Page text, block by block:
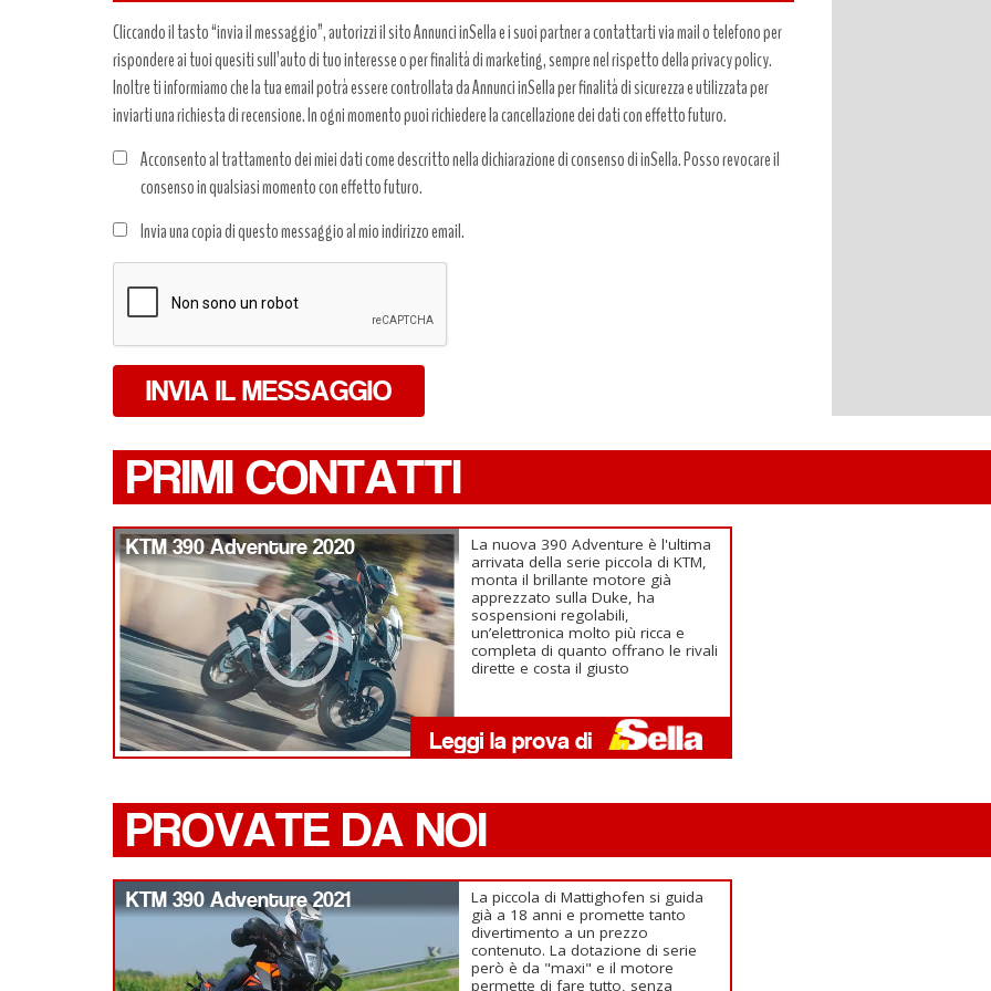
Cliccando il tasto “invia il messaggio”, autorizzi il sito Annunci inSella e i suoi partner a contattarti via mail o telefono per
rispondere ai tuoi quesiti sull’auto di tuo interesse o per finalità di marketing, sempre nel rispetto della privacy policy.
Inoltre ti informiamo che la tua email potrà essere controllata da Annunci inSella per finalità di sicurezza e utilizzata per
inviarti una richiesta di recensione. In ogni momento puoi richiedere la cancellazione dei dati con effetto futuro.
Acconsento al trattamento dei miei dati come descritto nella dichiarazione di consenso di inSella. Posso revocare il
consenso in qualsiasi momento con effetto futuro.
dati
*
Invia una copia di questo messaggio al mio indirizzo email.
INVIA IL MESSAGGIO
PRIMI CONTATTI
KTM 390 Adventure 2020
La nuova 390 Adventure è l'ultima
arrivata della serie piccola di KTM,
monta il brillante motore già
apprezzato sulla Duke, ha
sospensioni regolabili,
un’elettronica molto più ricca e
completa di quanto offrano le rivali
dirette e costa il giusto
PROVATE DA NOI
KTM 390 Adventure 2021
La piccola di Mattighofen si guida
già a 18 anni e promette tanto
divertimento a un prezzo
contenuto. La dotazione di serie
però è da "maxi" e il motore
permette di fare tutto, senza